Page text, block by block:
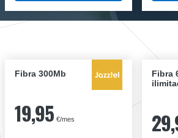
Fibra 300Mb
19,95 €/mes
Fibra